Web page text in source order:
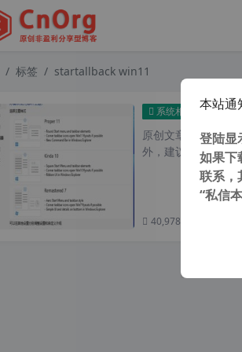
标签 startallback win11
系统相关
原创文章，转载请
外，建议避开晚上
40,978 次浏览
本站通
登陆显
如果下
联系，
“私信